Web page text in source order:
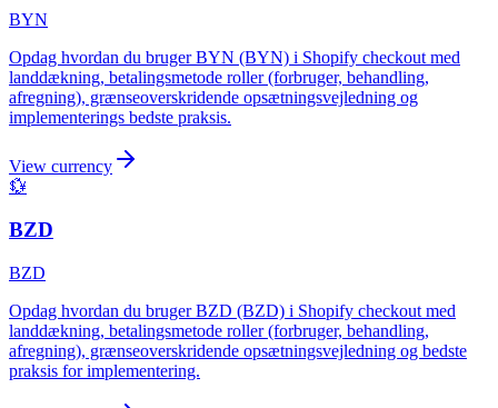
BYN
Opdag hvordan du bruger BYN (BYN) i Shopify checkout med
landdækning, betalingsmetode roller (forbruger, behandling,
afregning), grænseoverskridende opsætningsvejledning og
implementerings bedste praksis.
View currency
💱
BZD
BZD
Opdag hvordan du bruger BZD (BZD) i Shopify checkout med
landdækning, betalingsmetode roller (forbruger, behandling,
afregning), grænseoverskridende opsætningsvejledning og bedste
praksis for implementering.